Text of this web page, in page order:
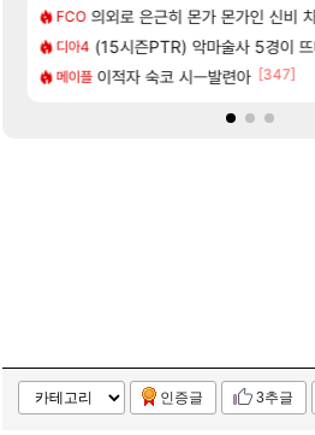
FCO 의외로 은근히 몬가 몬가인 신비
디아4 (15시즌PTR) 악마술사 5경이
메이플 이적자 숙코 시ㅡ발련아 [347]
비스트 쿠를 먼저 보내서 기습하는 법
리싱크드 리싱크드 1.06 패치노트 (8/5)
비스트 비스트 오브 리인카네이션 정보/공
인증글 3추글